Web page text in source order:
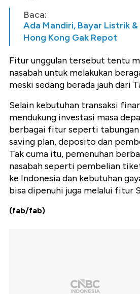
Baca:
Ada Mandiri, Bayar Listrik
Hong Kong Gak Repot
Fitur unggulan tersebut tentu
nasabah untuk melakukan
meski sedang berada jauh dari
Selain kebutuhan transaksi
mendukung investasi masa
berbagai fitur seperti tabungan
saving plan, deposito dan
Tak cuma itu, pemenuhan
nasabah seperti pembelian
ke Indonesia dan kebutuhan
bisa dipenuhi juga melalui fitur
(fab/fab)